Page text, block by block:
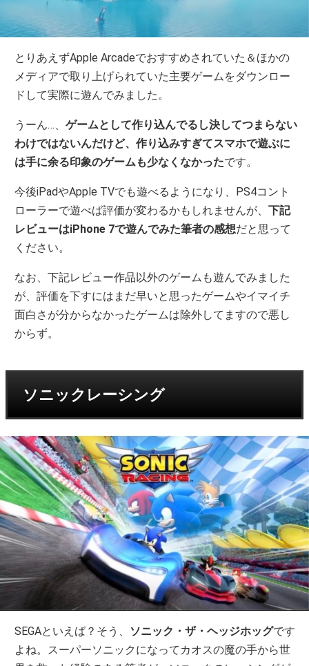
とりあえずApple Arcadeでおすすめされていた＆ほかの
メディアで取り上げられていた主要ゲームをダウンロー
ドして実際に遊んでみました。
うーん…、ゲームとして作り込んでるし決してつまらない
わけではないんだけど、作り込みすぎてスマホで遊ぶに
は手に余る印象のゲームも少なくなかったです。
今後iPadやApple TVでも遊べるようになり、PS4コント
ローラーで遊べば評価が変わるかもしれませんが、下記
レビューはiPhone 7で遊んでみた筆者の感想だと思って
ください。
なお、下記レビュー作品以外のゲームも遊んでみました
が、評価を下すにはまだ早いと思ったゲームやイマイチ
面白さが分からなかったゲームは除外してますので悪し
からず。
ソニックレーシング
SEGAといえば？そう、 ソニック・ザ・ヘッジホッグです
よね。スーパーソニックになってカオスの魔の手から世